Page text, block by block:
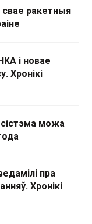
свае ракетныя
і новае
Хронікі
сістэма можа
пра
Хронікі